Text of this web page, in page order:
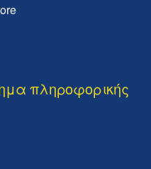
πληροφορικής